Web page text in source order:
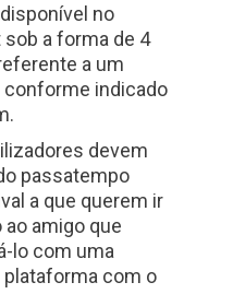
no
a forma de 4
a um
indicado
devem
passatempo
a que querem ir
amigo que
lo com uma
com o